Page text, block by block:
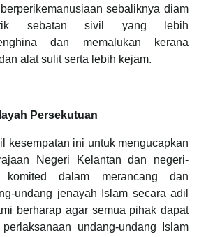
sebaliknya diam
sebatan sivil yang lebih
dan memalukan kerana
alat sulit serta lebih kejam.
Persekutuan
kesempatan ini untuk mengucapkan
Negeri Kelantan dan negeri-
dalam merancang dan
undang jenayah Islam secara adil
berharap agar semua pihak dapat
undang-undang Islam